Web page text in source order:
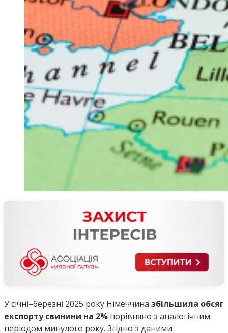
У січні–березні 2025 року Німеччина збільшила обсяг
експорту свинини на 2% порівняно з аналогічним
періодом минулого року. Згідно з даними